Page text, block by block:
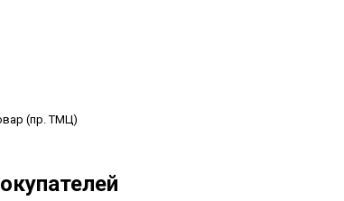
(пр. ТМЦ)